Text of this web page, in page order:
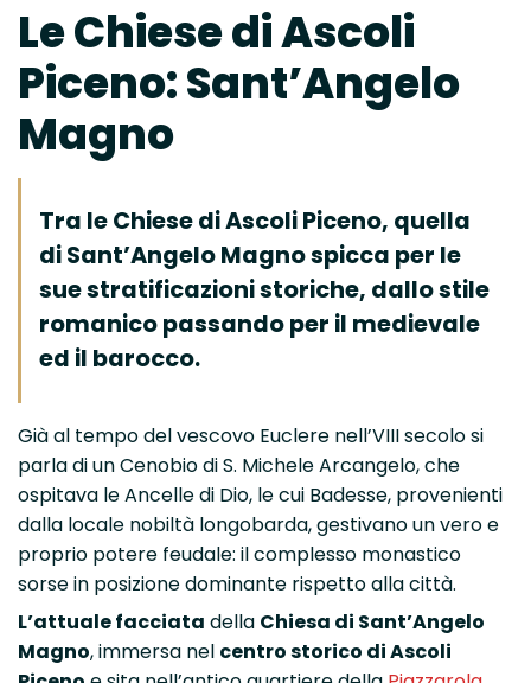
Le Chiese di Ascoli
Piceno: Sant’Angelo
Magno
Tra le Chiese di Ascoli Piceno, quella
di Sant’Angelo Magno spicca per le
sue stratificazioni storiche, dallo stile
romanico passando per il medievale
ed il barocco.
Già al tempo del vescovo Euclere nell’VIII secolo si
parla di un Cenobio di S. Michele Arcangelo, che
ospitava le Ancelle di Dio, le cui Badesse, provenienti
dalla locale nobiltà longobarda, gestivano un vero e
proprio potere feudale: il complesso monastico
sorse in posizione dominante rispetto alla città.
L’attuale facciata della Chiesa di Sant’Angelo
Magno, immersa nel centro storico di Ascoli